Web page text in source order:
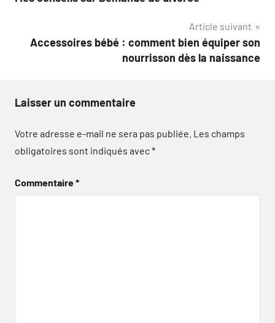
de
Article suivant
Accessoires bébé : comment bien équiper son
nourrisson dès la naissance
Laisser un commentaire
Votre adresse e-mail ne sera pas publiée. Les champs
obligatoires sont indiqués avec*
Commentaire*